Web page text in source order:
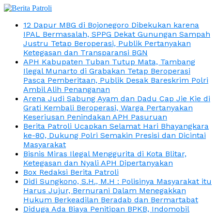
12 Dapur MBG di Bojonegoro Dibekukan karena
IPAL Bermasalah, SPPG Dekat Gunungan Sampah
Justru Tetap Beroperasi, Publik Pertanyakan
Ketegasan dan Transparansi BGN
APH Kabupaten Tuban Tutup Mata, Tambang
Ilegal Munarto di Grabakan Tetap Beroperasi
Pasca Pemberitaan, Publik Desak Bareskrim Polri
Ambil Alih Penanganan
Arena Judi Sabung Ayam dan Dadu Cap Jie Kie di
Grati Kembali Beroperasi, Warga Pertanyakan
Keseriusan Penindakan APH Pasuruan
Berita Patroli Ucapkan Selamat Hari Bhayangkara
ke-80, Dukung Polri Semakin Presisi dan Dicintai
Masyarakat
Bisnis Miras Ilegal Menggurita di Kota Blitar,
Ketegasan dan Nyali APH Dipertanyakan
Box Redaksi Berita Patroli
Didi Sungkono, S.H., M.H : Polisinya Masyarakat itu
Harus Jujur, Bernurani Dalam Menegakkan
Hukum Berkeadilan Beradab dan Bermartabat
Diduga Ada Biaya Penitipan BPKB, Indomobil